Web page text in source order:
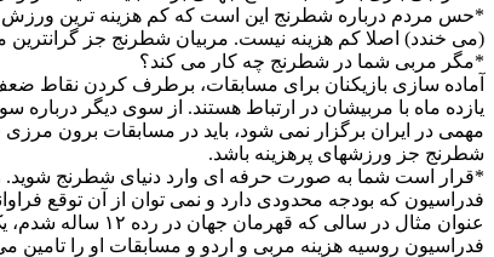
*حس مردم درباره شطرنج این است که کم هزینه ترین
(می خندد) اصلا کم هزینه نیست. مربیان شطرنج جز
*مگر مربی شما در شطرنج چه کار می کند؟
آماده سازی بازیکنان برای مسابقات، برطرف کردن نقاط
یازده ماه با مربیشان در ارتباط هستند. از سوی دیگر درباره
مهمی در ایران برگزار نمی شود، باید در مسابقات برون
شطرنج جز ورزشهای پرهزینه باشد.
*قرار است شما به صورت حرفه ای وارد دنیای شطرنج شوید.
فدراسیون که بودجه محدودی دارد و نمی توان از آن توقع
عنوان مثال در
فدراسیون روسیه هزینه مربی و اردو و مسابقات او را تامین